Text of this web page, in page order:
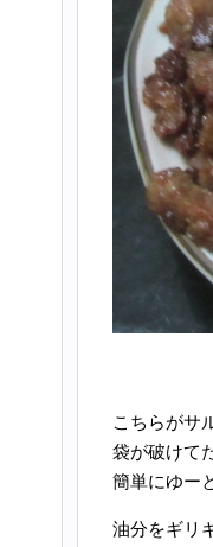
こちらがサ
袋が破けて
簡単にゆー
油分をギリ